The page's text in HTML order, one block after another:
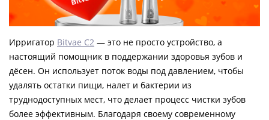
Ирригатор Bitvae C2 — это не просто устройство, а
настоящий помощник в поддержании здоровья зубов и
дёсен. Он использует поток воды под давлением, чтобы
удалять остатки пищи, налет и бактерии из
труднодоступных мест, что делает процесс чистки зубов
более эффективным. Благодаря своему современному